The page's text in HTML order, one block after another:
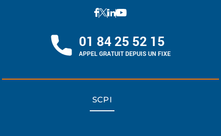
01 84 25 52 15
APPEL GRATUIT DEPUIS UN FIXE
SCPI